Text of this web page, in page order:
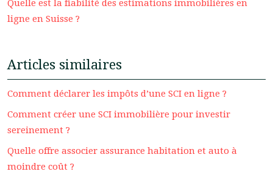
Quelle est la fiabilité des estimations immobilières en
ligne en Suisse ?
Articles similaires
Comment déclarer les impôts d’une SCI en ligne ?
Comment créer une SCI immobilière pour investir
sereinement ?
Quelle offre associer assurance habitation et auto à
moindre coût ?